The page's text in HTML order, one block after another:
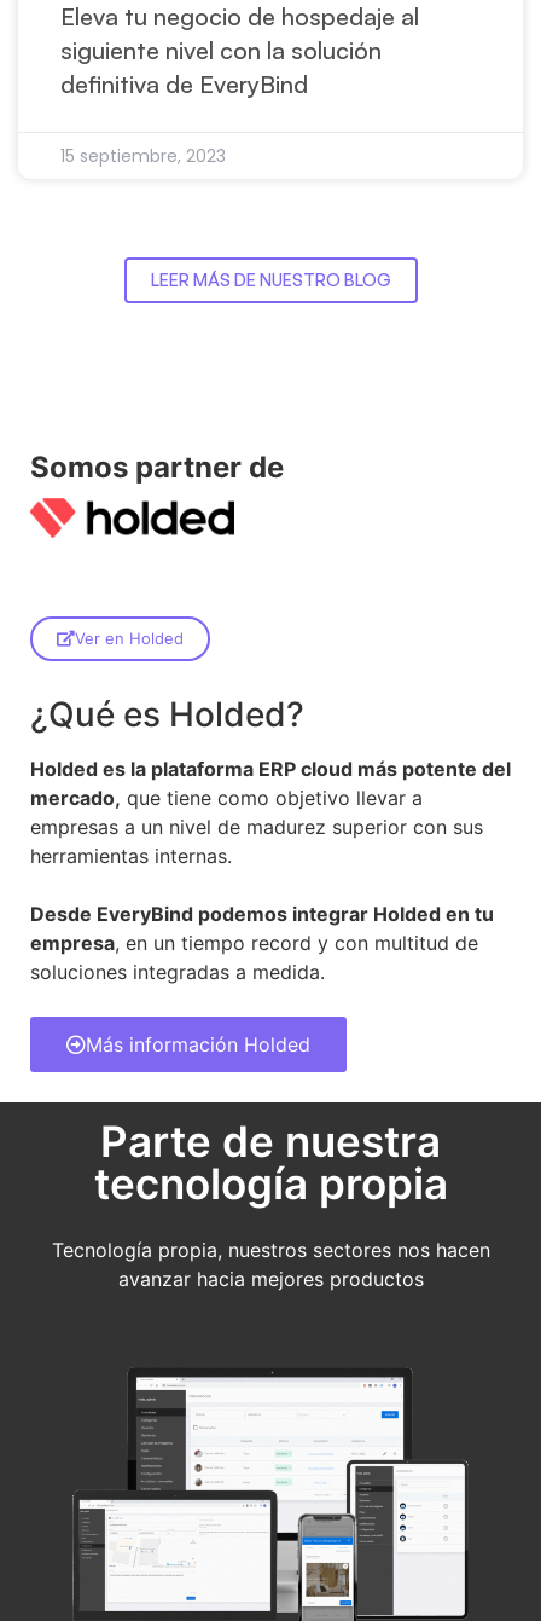
Eleva tu negocio de hospedaje al
siguiente nivel con la solución
definitiva de EveryBind
15 septiembre, 2023
LEER MÁS DE NUESTRO BLOG
Somos partner de
Ver en Holded
¿Qué es Holded?
Holded es la plataforma ERP cloud más potente del
mercado, que tiene como objetivo llevar a
empresas a un nivel de madurez superior con sus
herramientas internas.
Desde EveryBind podemos integrar Holded en tu
empresa, en un tiempo record y con multitud de
soluciones integradas a medida.
Más información Holded
Parte de nuestra
tecnología propia
Tecnología propia, nuestros sectores nos hacen
avanzar hacia mejores productos